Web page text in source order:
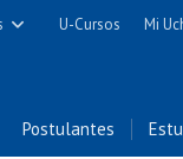
y Matemáticas
U-Cursos Mi
Postulantes